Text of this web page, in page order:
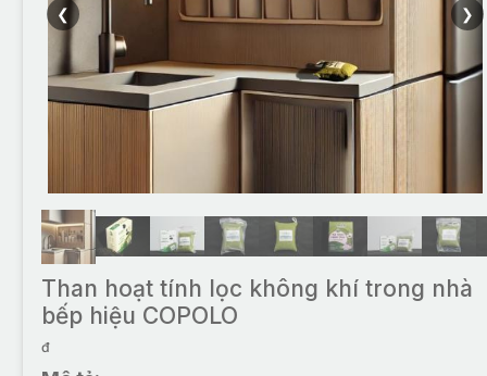
❮ ❯
Than hoạt tính lọc không khí trong nhà
bếp hiệu COPOLO
đ